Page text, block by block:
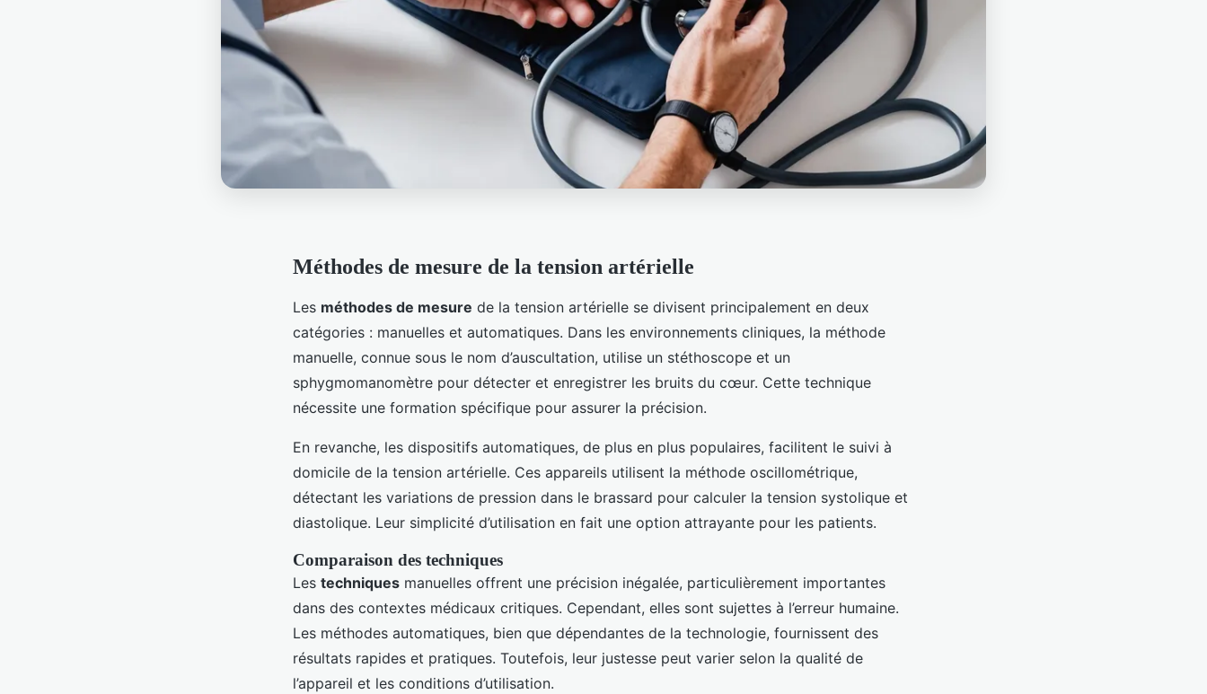
Méthodes de mesure de la tension artérielle
Les méthodes de mesure de la tension artérielle se divisent principalement en deux
catégories : manuelles et automatiques. Dans les environnements cliniques, la méthode
manuelle, connue sous le nom d’auscultation, utilise un stéthoscope et un
sphygmomanomètre pour détecter et enregistrer les bruits du cœur. Cette technique
nécessite une formation spécifique pour assurer la précision.
En revanche, les dispositifs automatiques, de plus en plus populaires, facilitent le suivi à
domicile de la tension artérielle. Ces appareils utilisent la méthode oscillométrique,
détectant les variations de pression dans le brassard pour calculer la tension systolique et
diastolique. Leur simplicité d’utilisation en fait une option attrayante pour les patients.
Comparaison des techniques
Les techniques manuelles offrent une précision inégalée, particulièrement importantes
dans des contextes médicaux critiques. Cependant, elles sont sujettes à l’erreur humaine.
Les méthodes automatiques, bien que dépendantes de la technologie, fournissent des
résultats rapides et pratiques. Toutefois, leur justesse peut varier selon la qualité de
l’appareil et les conditions d’utilisation.